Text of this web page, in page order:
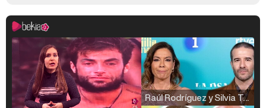
Raúl Rodríguez y Silvia Taulés nos cuentan su papel en 'La familia de la tele'